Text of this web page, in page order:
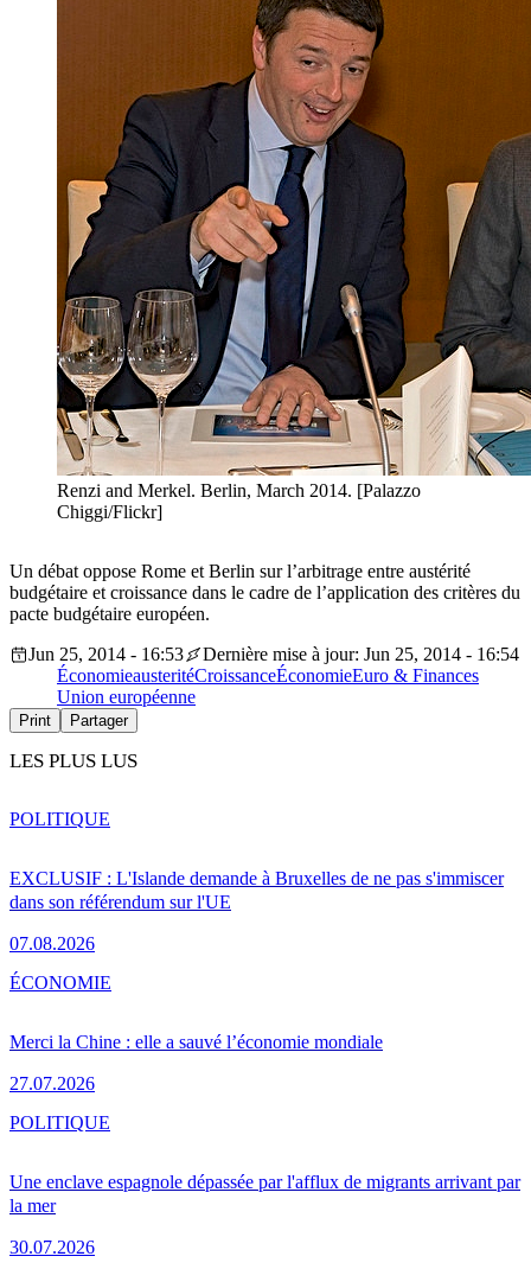
Renzi and Merkel. Berlin, March 2014. [Palazzo
Chiggi/Flickr]
Un débat oppose Rome et Berlin sur l’arbitrage entre austérité
budgétaire et croissance dans le cadre de l’application des critères du
pacte budgétaire européen.
Jun 25, 2014 - 16:53
Dernière mise à jour: Jun 25, 2014 - 16:54
ÉconomieausteritéCroissanceÉconomieEuro & Finances
Union européenne
Print Partager
LES PLUS LUS
EXCLUSIF : L'Islande demande à Bruxelles de ne pas s'immiscer
dans son référendum sur l'UE
07.08.2026
POLITIQUE
Merci la Chine : elle a sauvé l’économie mondiale
27.07.2026
ÉCONOMIE
Une enclave espagnole dépassée par l'afflux de migrants arrivant par
la mer
30.07.2026
POLITIQUE